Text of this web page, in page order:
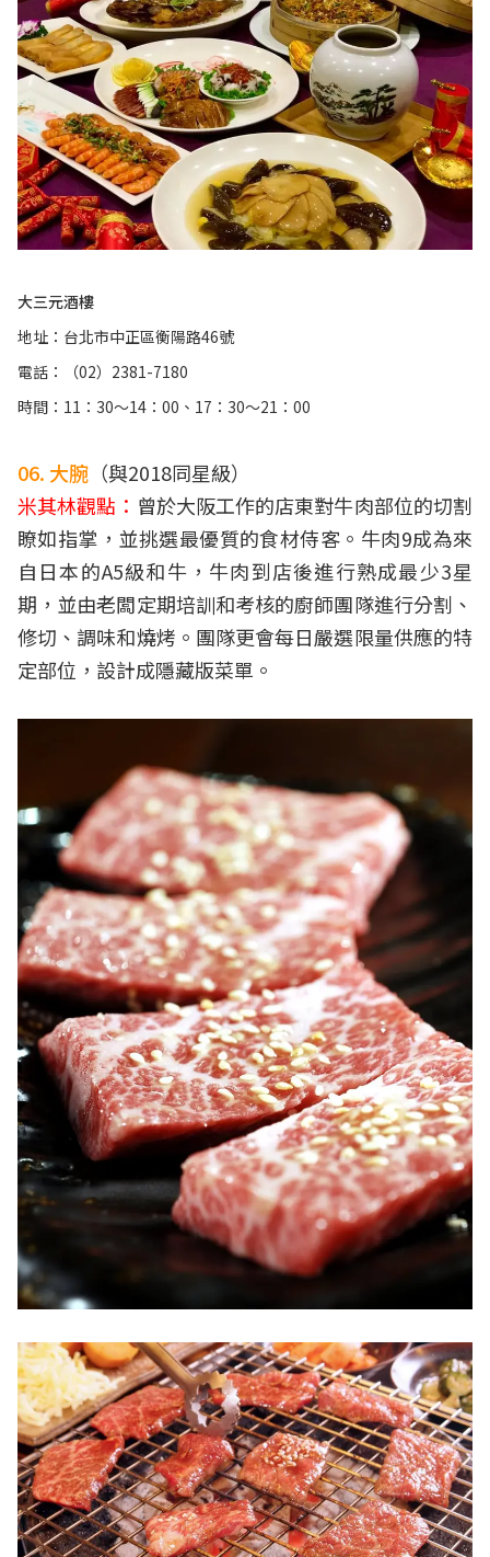
大三元酒樓
地址：台北市中正區衡陽路46號
電話：（02）2381-7180
時間：11：30～14：00、17：30～21：00
06. 大腕 （與2018同星級）
米其林觀點： 曾於大阪工作的店東對牛肉部位的切割
瞭如指掌，並挑選最優質的食材侍客。牛肉9成為來
自日本的A5級和牛，牛肉到店後進行熟成最少3星
期，並由老闆定期培訓和考核的廚師團隊進行分割、
修切、調味和燒烤。團隊更會每日嚴選限量供應的特
定部位，設計成隱藏版菜單。